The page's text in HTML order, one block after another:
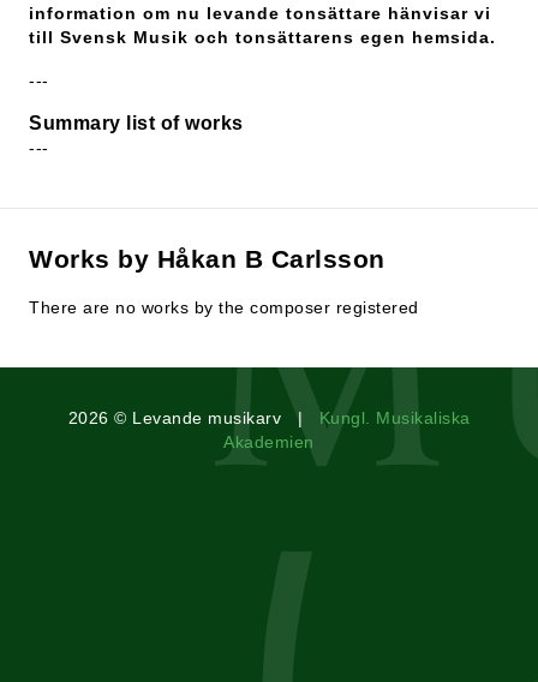
information om nu levande tonsättare hänvisar vi
till Svensk Musik och tonsättarens egen hemsida.
---
Summary list of works
---
Works by Håkan B Carlsson
There are no works by the composer registered
2026 © Levande musikarv | Kungl. Musikaliska
Akademien